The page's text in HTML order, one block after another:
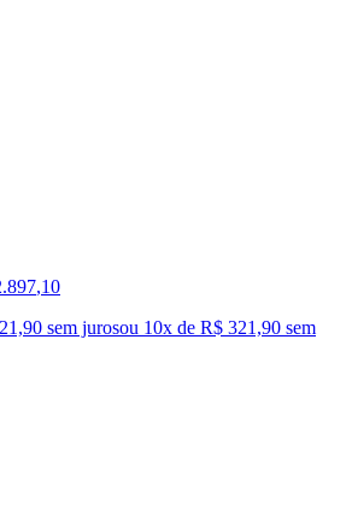
,10
sem jurosou 10x de R$ 321,90 sem